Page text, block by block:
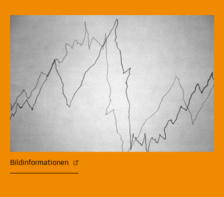
Bildinformationen